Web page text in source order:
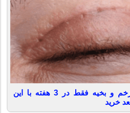
کاهش چشمگیر جای زخم و بخیه فقط در 3 هفته با این
خرید